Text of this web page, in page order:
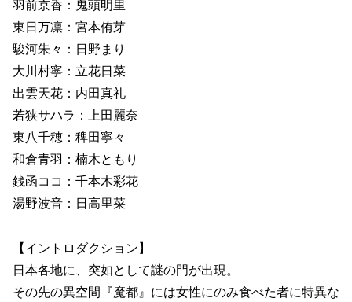
羽前京香：鬼頭明里
東日万凛：宮本侑芽
駿河朱々：日野まり
大川村寧：立花日菜
出雲天花：内田真礼
若狭サハラ：上田麗奈
東八千穂：稗田寧々
和倉青羽：楠木ともり
銭函ココ：千本木彩花
湯野波音：日高里菜
【イントロダクション】
日本各地に、突如として謎の門が出現。
その先の異空間『魔都』には女性にのみ食べた者に特異な